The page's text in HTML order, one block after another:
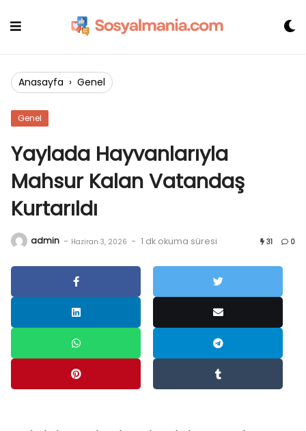
Anasayfa › Genel
Genel
Yaylada Hayvanlarıyla
Mahsur Kalan Vatandaş
Kurtarıldı
admin - Haziran 3, 2026 - 1 dk okuma süresi 31 0